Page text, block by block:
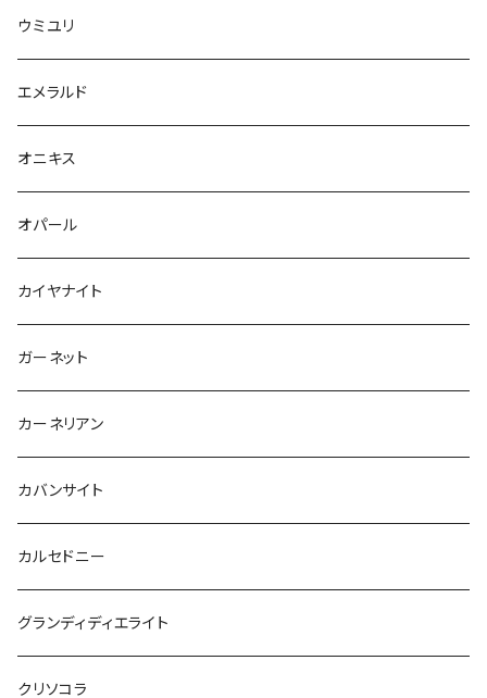
ウミユリ
エメラルド
オニキス
オパール
カイヤナイト
ガーネット
カーネリアン
カバンサイト
カルセドニー
グランディディエライト
クリソコラ